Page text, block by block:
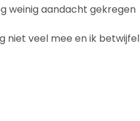
weinig aandacht gekregen
niet veel mee en ik betwijfel